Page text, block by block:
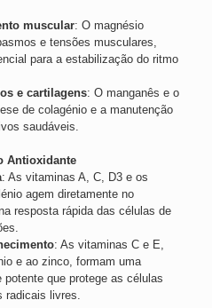
muscular: O magnésio
e tensões musculares,
para a estabilização do ritmo
e cartilagens: O manganês e o
de colagénio e a manutenção
saudáveis.
Antioxidante
: As vitaminas A, C, D3 e os
agem diretamente no
resposta rápida das células de
: As vitaminas C e E,
e ao zinco, formam uma
potente que protege as células
radicais livres.